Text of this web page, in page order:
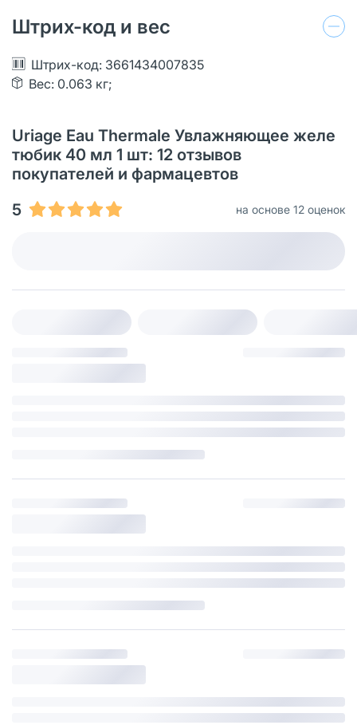
Штрих-код и вес
Штрих-код: 3661434007835
Вес: 0.063 кг;
Uriage Eau Thermale Увлажняющее желе
тюбик 40 мл 1 шт: 12 отзывов
покупателей и фармацевтов
5
на основе 12 оценок